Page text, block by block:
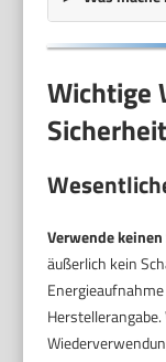
Wichtige
Verwende
äußerlich kein